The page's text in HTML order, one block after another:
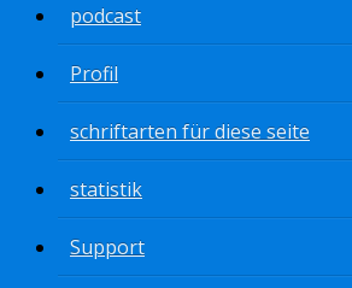
podcast
Profil
schriftarten für diese seite
statistik
Support